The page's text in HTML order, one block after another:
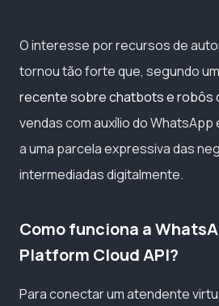
O interesse por recursos de
tornou tão forte que, segundo
recente sobre chatbots e robôs
vendas com auxílio do WhatsApp
a uma parcela expressiva das
intermediadas digitalmente.
Como funciona a
Platform Cloud API?
Para conectar um atendente